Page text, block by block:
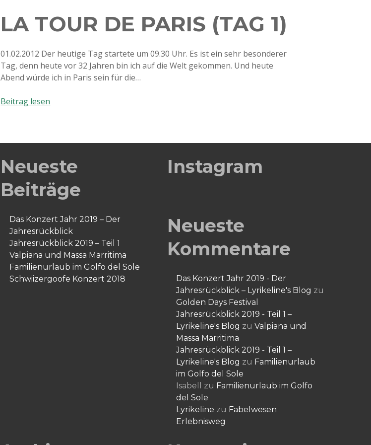
LA TOUR DE PARIS (TAG 1)
01.02.2012 Der heutige Tag startete um 09.30 Uhr. Es ist ein sehr besonderer
Tag, denn heute vor 32 Jahren bin ich auf die Welt gekommen. Und heute
Abend würde ich in Paris sein für die…
Beitrag lesen
1)
Neueste
Beiträge
Das Konzert Jahr 2019 – Der
Jahresrückblick
Jahresrückblick 2019 – Teil 1
Valpiana und Massa Marritima
Familienurlaub im Golfo del Sole
Schwiizergoofe Konzert 2018
Instagram
Neueste
Kommentare
Das Konzert Jahr 2019 - Der
Jahresrückblick – Lyrikeline's Blog zu
Golden Days Festival
Jahresrückblick 2019 - Teil 1 –
Lyrikeline's Blog zuValpiana und
Massa Marritima
Jahresrückblick 2019 - Teil 1 –
Lyrikeline's Blog zu Familienurlaub
im Golfo del Sole
Isabell
zu Familienurlaub im Golfo
del Sole
Lyrikeline zu Fabelwesen
Erlebnisweg